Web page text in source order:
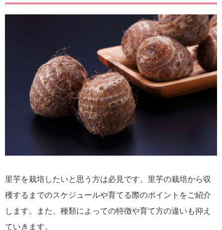
里芋を栽培したいと思う方は必見です。里芋の栽培から収
穫するまでのスケジュールや育てる際のポイントをご紹介
します。また、種類によっての特徴や育て方の違いも抑え
ていきます。